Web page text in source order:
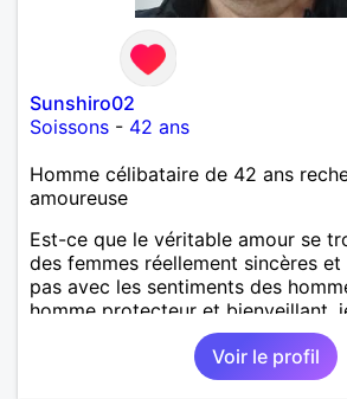
Sunshiro02
Soissons - 42 ans
Homme célibataire de 42 ans
amoureuse
Est-ce que le véritable amour se
des femmes réellement sincères
pas avec les sentiments des
homme protecteur et bienveillant,
d'y croire et pouvoir enfin former
que je désir temps. Faux profil,
joyeuseté passer votre chemin,
Voir le profil